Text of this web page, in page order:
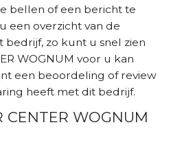
bellen of een bericht te
een overzicht van de
zo kunt u snel zien
WOGNUM voor u kan
een beoordeling of review
heeft met dit bedrijf.
WOGNUM